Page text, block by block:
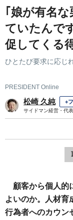
｢娘が有名
ていたんで
促してくる
ひとたび要求に応じ
PRESIDENT Online
松崎 久純 +
サイドマン経営・代表
1
顧客から個人的
よいのか。人材育
行為者へのカウン